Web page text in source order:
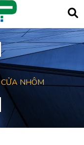
CỬA NHÔM